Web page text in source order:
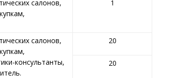
салонов,
1
салонов,
консультанты,
20
20